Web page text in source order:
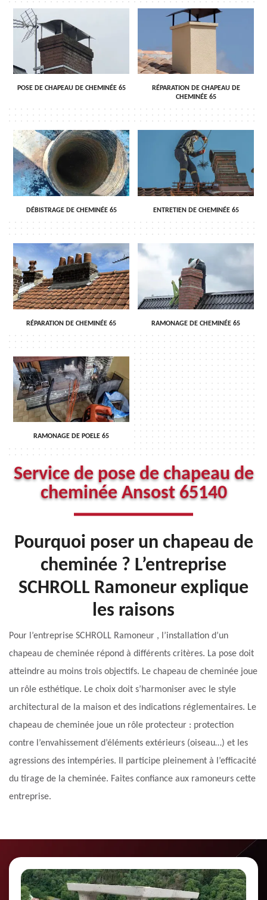
POSE DE CHAPEAU DE CHEMINÉE 65
RÉPARATION DE CHAPEAU DE
CHEMINÉE 65
DÉBISTRAGE DE CHEMINÉE 65 ENTRETIEN DE CHEMINÉE 65
RÉPARATION DE CHEMINÉE 65 RAMONAGE DE CHEMINÉE 65
RAMONAGE DE POELE 65
Service de pose de chapeau de
cheminée Ansost 65140
Pourquoi poser un chapeau de
cheminée ? L’entreprise
SCHROLL Ramoneur explique
les raisons
Pour l’entreprise SCHROLL Ramoneur , l’installation d’un
chapeau de cheminée répond à différents critères. La pose doit
atteindre au moins trois objectifs. Le chapeau de cheminée joue
un rôle esthétique. Le choix doit s’harmoniser avec le style
architectural de la maison et des indications réglementaires. Le
chapeau de cheminée joue un rôle protecteur : protection
contre l’envahissement d’éléments extérieurs (oiseau…) et les
agressions des intempéries. Il participe pleinement à l’efficacité
du tirage de la cheminée. Faites confiance aux ramoneurs cette
entreprise.